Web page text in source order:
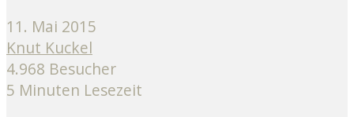
11. Mai 2015
Knut Kuckel
4.968 Besucher
5 Minuten Lesezeit